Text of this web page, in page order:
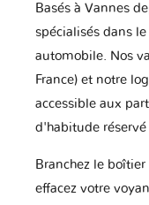
Basés à Vannes
spécialisés dans
automobile. Nos
France) et notre
accessible aux
d'habitude
Branchez le
effacez votre